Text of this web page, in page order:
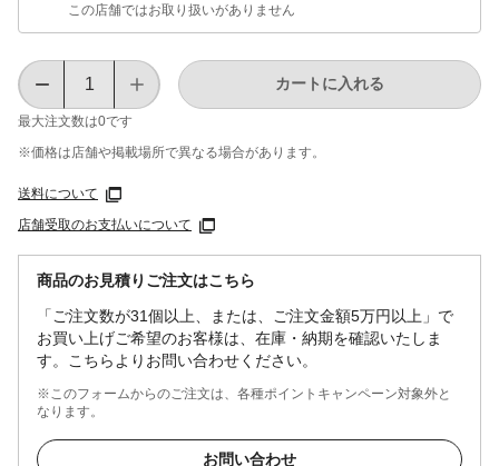
この店舗ではお取り扱いがありません
最大注文数は0です
カートに入れる
※価格は​店舗や​掲載場所で​異なる​場合が​あります。
送料について
店舗受取のお支払いについて
商品のお見積りご注文はこちら
「ご注文数が31個以上、または、ご注文金額5万円以上」で
お買い上げご希望のお客様は、在庫・納期を確認いたしま
す。こちらよりお問い合わせください。
※このフォームからのご注文は、各種ポイントキャンペーン対象外と
なります。
お問い合わせ